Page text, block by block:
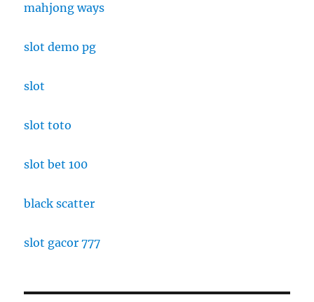
mahjong ways
slot demo pg
slot
slot toto
slot bet 100
black scatter
slot gacor 777